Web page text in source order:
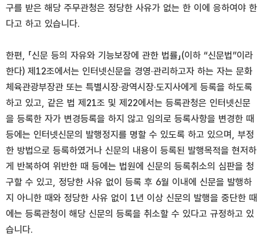
구를 받은 해당 주무관청은 정당한 사유가 없는 한 이에 응하여야 한
다고 하고 있습니다.
한편, 「신문 등의 자유와 기능보장에 관한 법률」(이하 “신문법”이라
한다) 제12조에서는 인터넷신문을 경영·관리하고자 하는 자는 문화
체육관광부장관 또는 특별시장·광역시장·도지사에게 등록을 하도록
하고 있고, 같은 법 제21조 및 제22에서는 등록관청은 인터넷신문
을 등록한 자가 변경등록을 하지 않고 임의로 등록사항을 변경한 때
등에는 인터넷신문의 발행정지를 명할 수 있도록 하고 있으며, 부정
한 방법으로 등록하였거나 신문의 내용이 등록된 발행목적을 현저하
게 반복하여 위반한 때 등에는 법원에 신문의 등록취소의 심판을 청
구할 수 있고, 정당한 사유 없이 등록 후 6월 이내에 신문을 발행하
지 아니한 때와 정당한 사유 없이 1년 이상 신문의 발행을 중단한 때
에는 등록관청이 해당 신문의 등록을 취소할 수 있다고 규정하고 있
습니다.